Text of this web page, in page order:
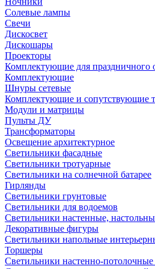
Солевые лампы
Свечи
Дискосвет
Дискошары
Проекторы
Комплектующие для праздничного
Комплектующие
Шнуры сетевые
Комплектующие и сопутствующие
Модули и матрицы
Пульты ДУ
Трансформаторы
Освещение архитектурное
Светильники фасадные
Светильники тротуарные
Светильники на солнечной батарее
Гирлянды
Светильники грунтовые
Светильники для водоемов
Светильники настенные,
Декоративные фигуры
Светильники напольные
Торшеры
Светильники настенно-